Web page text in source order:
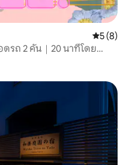
คะแนนเฉ
5 (8)
รถ 2 คัน｜20 นาทีโดย